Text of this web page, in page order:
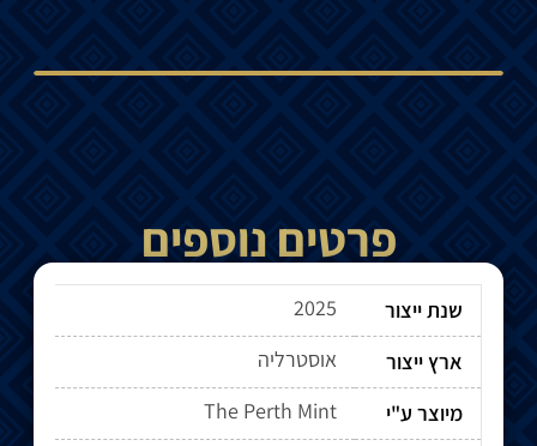
פרטים נוספים
שנת ייצור
2025
ארץ ייצור
אוסטרליה
מיוצר ע"י
The Perth Mint